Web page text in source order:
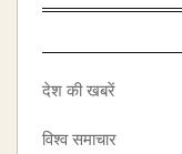
देश की खबरें
विश्व समाचार